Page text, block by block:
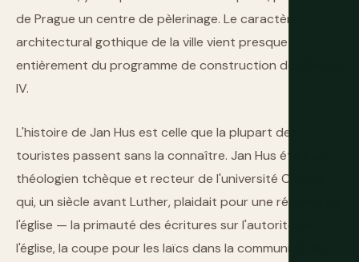
de Prague un centre de pèlerinage. Le caractère
architectural gothique de la ville vient presque
entièrement du programme de construction de Charles
IV.
L'histoire de Jan Hus est celle que la plupart des
touristes passent sans la connaître. Jan Hus était un
théologien tchèque et recteur de l'université Charles
qui, un siècle avant Luther, plaidait pour une réforme de
l'église — la primauté des écritures sur l'autorité de
l'église, la coupe pour les laïcs dans la communion, les